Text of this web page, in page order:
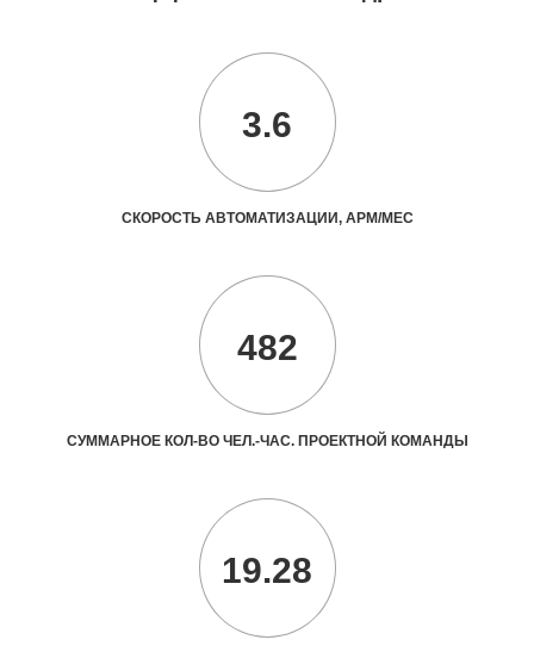
3.6
СКОРОСТЬ АВТОМАТИЗАЦИИ, АРМ/МЕС
482
СУММАРНОЕ КОЛ-ВО ЧЕЛ.-ЧАС. ПРОЕКТНОЙ КОМАНДЫ
19.28